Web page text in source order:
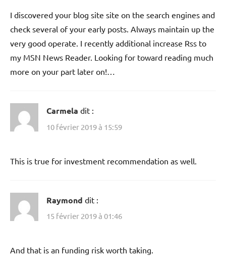
I discovered your blog site site on the search engines and
check several of your early posts. Always maintain up the
very good operate. I recently additional increase Rss to
my MSN News Reader. Looking for toward reading much
more on your part later on!…
Carmela dit :
10 février 2019 à 15:59
This is true for investment recommendation as well.
Raymond dit :
15 février 2019 à 01:46
And that is an funding risk worth taking.